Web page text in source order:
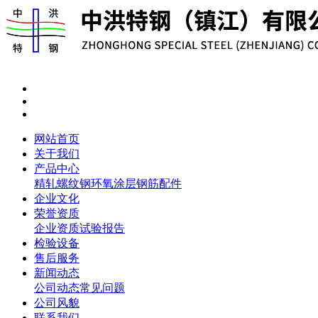
网站首页
关于我们
产品中心
精轧螺纹钢环氧涂层钢筋配件
企业文化
荣誉资质
企业资质试验报告
检验设备
售后服务
新闻动态
公司动态常见问题
公司风貌